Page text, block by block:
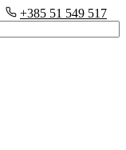
+385 51 549 517